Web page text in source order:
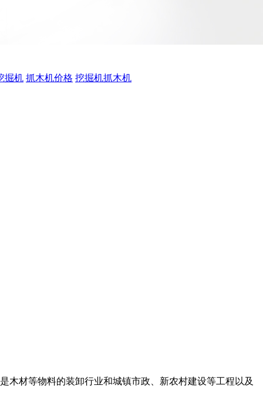
掘机 抓木机价格 挖掘机抓木机
木材等物料的装卸行业和城镇市政、新农村建设等工程以及